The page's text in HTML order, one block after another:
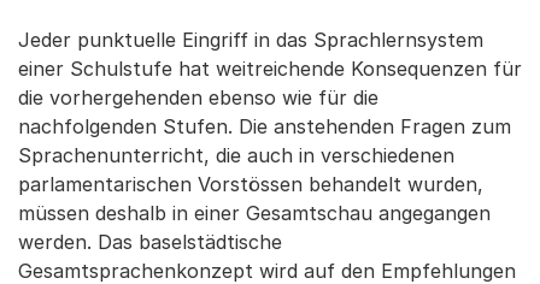
Jeder punktuelle Eingriff in das Sprachlernsystem
einer Schulstufe hat weitreichende Konsequenzen für
die vorhergehenden ebenso wie für die
nachfolgenden Stufen. Die anstehenden Fragen zum
Sprachenunterricht, die auch in verschiedenen
parlamentarischen Vorstössen behandelt wurden,
müssen deshalb in einer Gesamtschau angegangen
werden. Das baselstädtische
Gesamtsprachenkonzept wird auf den Empfehlungen